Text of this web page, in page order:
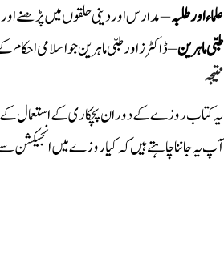
علماء اور طلبہ– مدارس اور دینی حلقوں میں پڑھنے
طبی ماہرین– ڈاکٹرز اور طبی ماہرین جو اسلامی
نتیجہ
یہ کتاب روزے کے دوران پچکاری کے استعمال کے
آپ یہ جاننا چاہتے ہیں کہ کیا روزے میں انجیکشن